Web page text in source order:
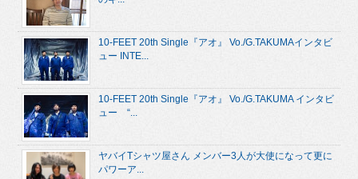
10-FEET 20th Single『アオ』 Vo./G.TAKUMAインタビ
ュー INTE...
10-FEET 20th Single『アオ』 Vo./G.TAKUMA インタビ
ュー “...
ヤバイTシャツ屋さん メンバー3人が大使になって更に
パワーア...